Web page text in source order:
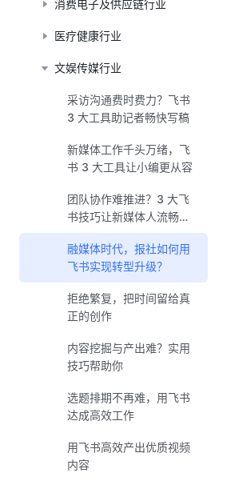
消费电子及供应链行业
医疗健康行业
文娱传媒行业
采访沟通费时费力？飞书
3 大工具助记者畅快写稿
新媒体工作千头万绪，飞
书 3 大工具让小编更从容
团队协作难推进？3 大飞
书技巧让新媒体人流畅协
同
融媒体时代，报社如何用
飞书实现转型升级？
拒绝繁复，把时间留给真
正的创作
内容挖掘与产出难？实用
技巧帮助你
选题排期不再难，用飞书
达成高效工作
用飞书高效产出优质视频
内容